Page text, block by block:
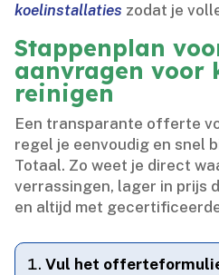
koelinstallaties zodat je
Stappenplan
aanvragen voor
reinigen
Een transparante offerte
regel je eenvoudig en snel
Totaal.​ Zo weet je direct
verrassingen, lager in prijs
en altijd met
Vul het